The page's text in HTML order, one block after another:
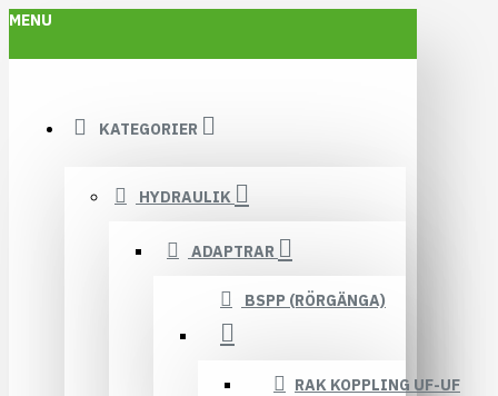
MENU
KATEGORIER
HYDRAULIK
ADAPTRAR
BSPP (RÖRGÄNGA)
RAK KOPPLING UF-UF